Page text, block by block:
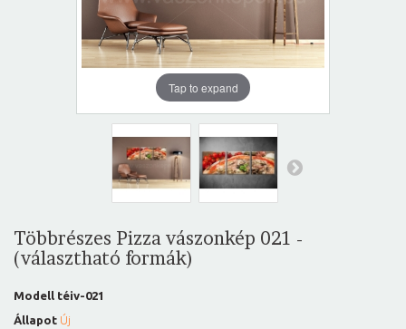
Tap to expand
Többrészes Pizza vászonkép 021 -
(választható formák)
Modell téiv-021
Állapot Új